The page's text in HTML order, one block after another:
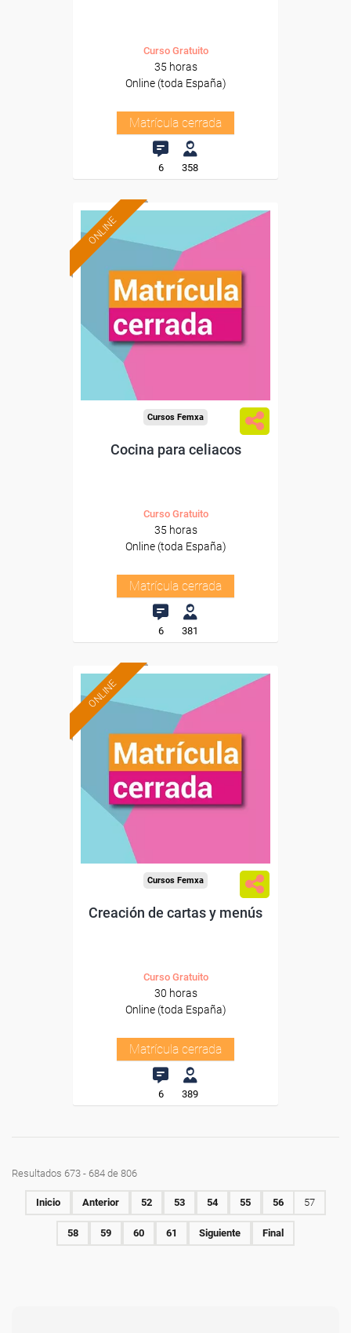
Curso Gratuito
35 horas
Online (toda España)
Matrícula cerrada
6 358
ONLINE
Cursos Femxa
Cocina para celiacos
Curso Gratuito
35 horas
Online (toda España)
Matrícula cerrada
6 381
ONLINE
Cursos Femxa
Creación de cartas y menús
Curso Gratuito
30 horas
Online (toda España)
Matrícula cerrada
6 389
Resultados 673 - 684 de 806
Inicio Anterior 52 53 54 55 56 57
58 59 60 61 Siguiente Final